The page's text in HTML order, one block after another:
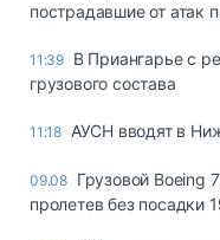
пострадавшие от атак
11:39 В Приангарье с
грузового состава
11:18 АУСН вводят в
09.08 Грузовой Boeing
пролетев без посадки